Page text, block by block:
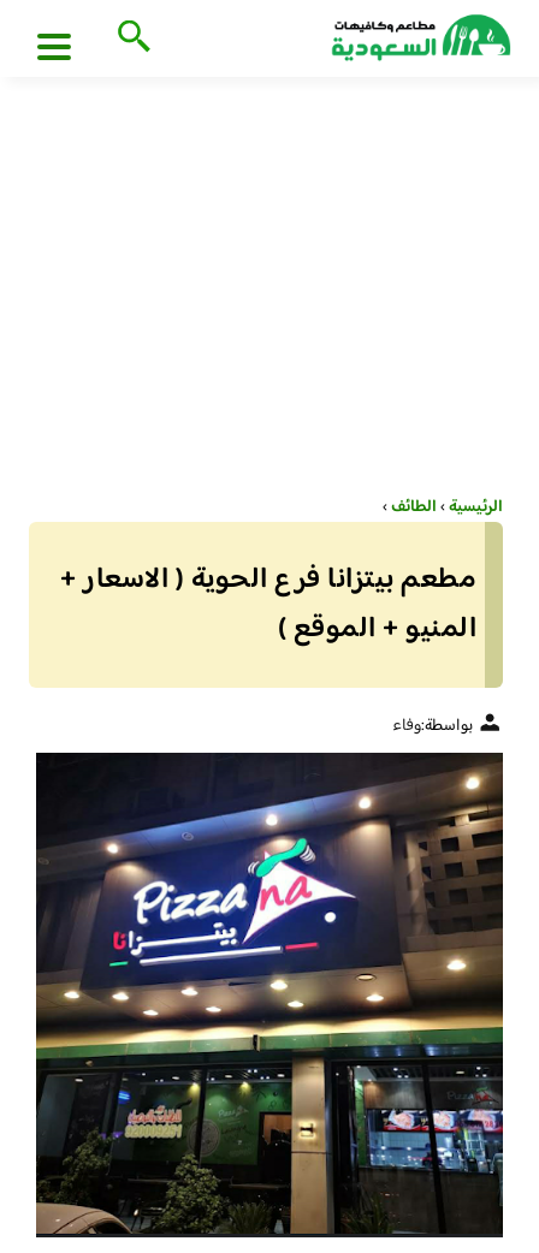
الرئيسية›الطائف›
مطعم بيتزانا فرع الحوية ( الاسعار +
المنيو + الموقع )
بواسطة:وفاء